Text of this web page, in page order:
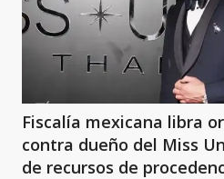
Fiscalía mexicana libra
contra dueño del Miss
de recursos de